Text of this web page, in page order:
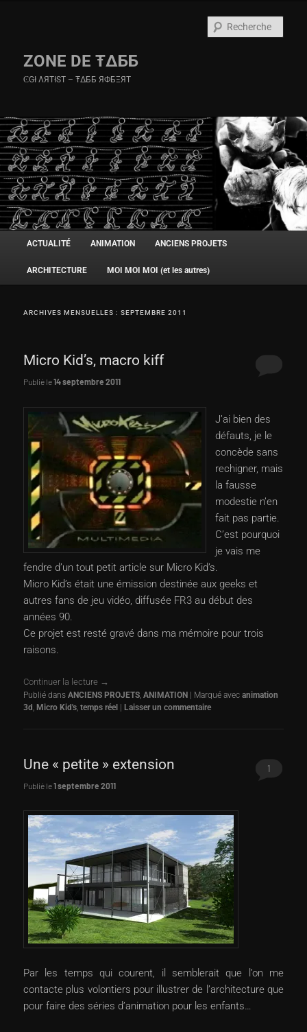
ZONE DE Ŧ∆ББ
ϾGł ΛЯTłST – Ŧ∆ББ ЯФБΞЯT
Aller
au
Aller
au
ACTUALITÉ ANIMATION ANCIENS PROJETS
ARCHITECTURE MOI MOI MOI (et les autres)
ARCHIVES MENSUELLES :SEPTEMBRE 2011
Micro Kid’s, macro kiff
Publié le14 septembre 2011
J’ai bien des
défauts, je le
concède sans
rechigner, mais
la fausse
modestie n’en
fait pas partie.
C’est pourquoi
je vais me
fendre d’un tout petit article sur Micro Kid’s.
Micro Kid’s était une émission destinée aux geeks et
autres fans de jeu vidéo, diffusée FR3 au début des
années 90.
Ce projet est resté gravé dans ma mémoire pour trois
raisons.
Continuer la lecture →
Publié dans ANCIENS PROJETS,ANIMATION Marqué avec animation
3d , Micro Kid's,temps réel Laisser un commentaire
Une « petite » extension
Publié le1 septembre 2011
1
Par les temps qui courent, il semblerait que l’on me
contacte plus volontiers pour illustrer de l’architecture que
pour faire des séries d’animation pour les enfants…